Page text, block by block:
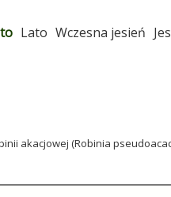
Lato Wczesna jesień
akacjowej (Robinia